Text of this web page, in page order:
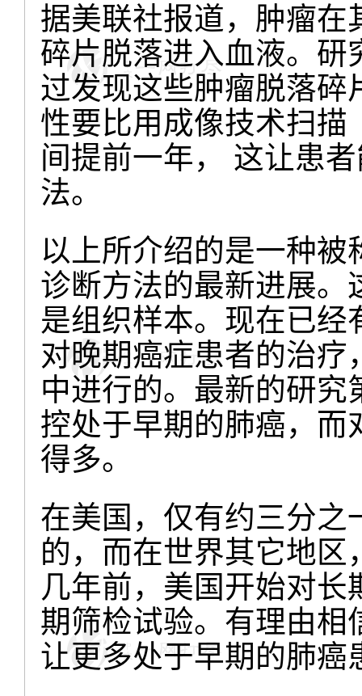
据美联社报道，肿瘤在
碎片脱落进入血液。研
过发现这些肿瘤脱落碎
性要比用成像技术扫描
间提前一年， 这让患
法。
以上所介绍的是一种
诊断方法的最新进展。
是组织样本。现在已
对晚期癌症患者的治
中进行的。最新的研
控处于早期的肺癌，而
得多。
在美国，仅有约三分之
的，而在世界其它地
几年前，美国开始对
期筛检试验。有理由相
让更多处于早期的肺癌